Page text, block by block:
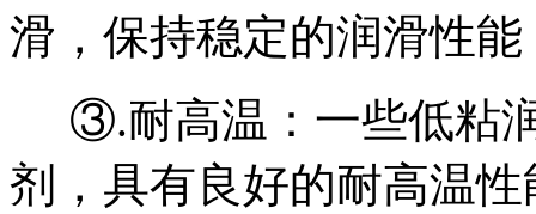
滑，保持稳定的润滑性能
③.耐高温：一些低粘
剂，具有良好的耐高温